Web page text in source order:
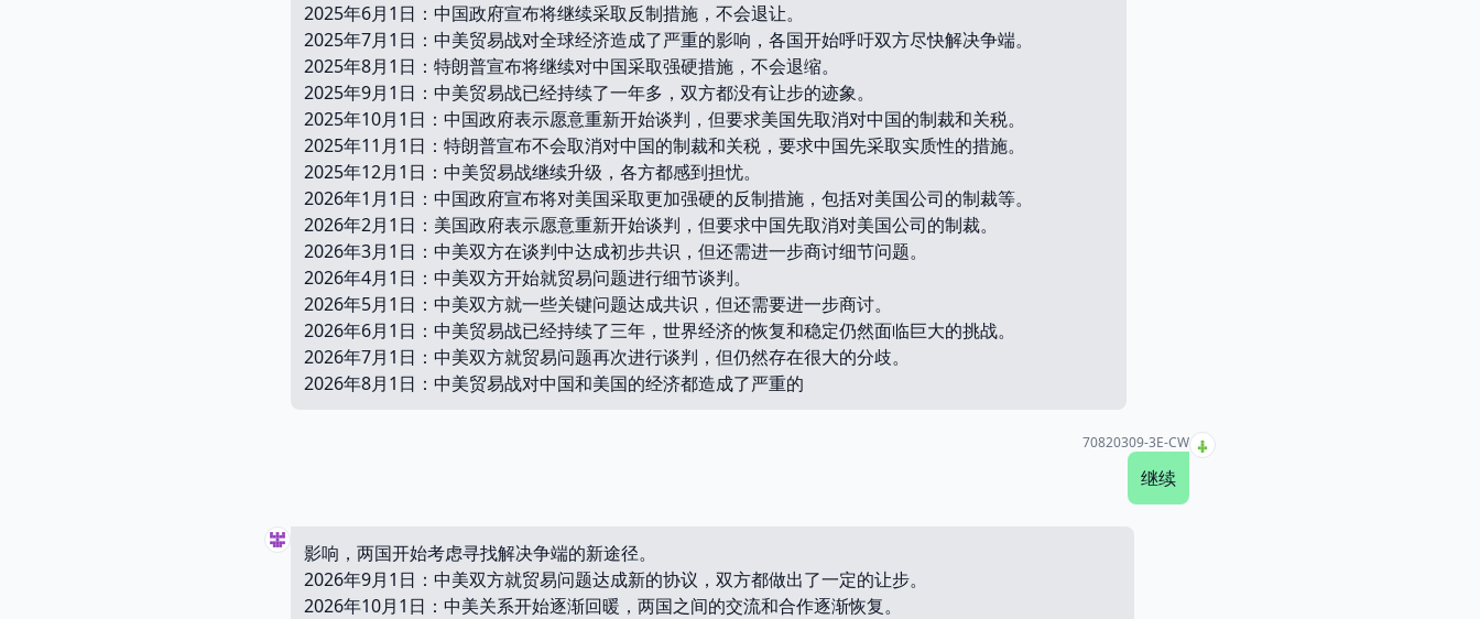
2025年6月1日：中国政府宣布将继续采取反制措施，不会退让。
2025年7月1日：中美贸易战对全球经济造成了严重的影响，各国开始呼吁双方尽快解决争端。
2025年8月1日：特朗普宣布将继续对中国采取强硬措施，不会退缩。
2025年9月1日：中美贸易战已经持续了一年多，双方都没有让步的迹象。
2025年10月1日：中国政府表示愿意重新开始谈判，但要求美国先取消对中国的制裁和关税。
2025年11月1日：特朗普宣布不会取消对中国的制裁和关税，要求中国先采取实质性的措施。
2025年12月1日：中美贸易战继续升级，各方都感到担忧。
2026年1月1日：中国政府宣布将对美国采取更加强硬的反制措施，包括对美国公司的制裁等。
2026年2月1日：美国政府表示愿意重新开始谈判，但要求中国先取消对美国公司的制裁。
2026年3月1日：中美双方在谈判中达成初步共识，但还需进一步商讨细节问题。
2026年4月1日：中美双方开始就贸易问题进行细节谈判。
2026年5月1日：中美双方就一些关键问题达成共识，但还需要进一步商讨。
2026年6月1日：中美贸易战已经持续了三年，世界经济的恢复和稳定仍然面临巨大的挑战。
2026年7月1日：中美双方就贸易问题再次进行谈判，但仍然存在很大的分歧。
2026年8月1日：中美贸易战对中国和美国的经济都造成了严重的
70820309-3E-CW
继续
影响，两国开始考虑寻找解决争端的新途径。
2026年9月1日：中美双方就贸易问题达成新的协议，双方都做出了一定的让步。
2026年10月1日：中美关系开始逐渐回暖，两国之间的交流和合作逐渐恢复。